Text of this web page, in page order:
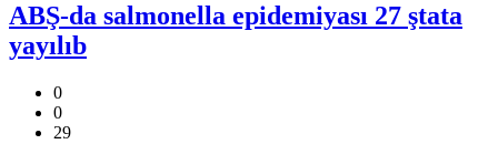
ABŞ-da salmonella epidemiyası 27 ştata
yayılıb
0
0
29